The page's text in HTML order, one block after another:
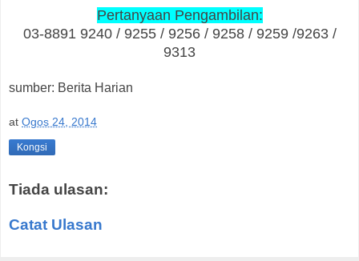
Pertanyaan Pengambilan:
03-8891 9240 / 9255 / 9256 / 9258 / 9259 /9263 /
9313
sumber: Berita Harian
at Ogos 24, 2014
Kongsi
Tiada ulasan:
Catat Ulasan